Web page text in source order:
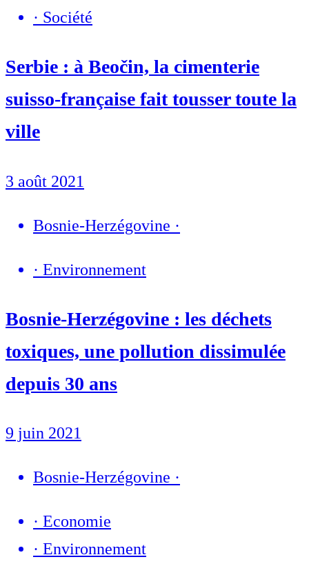
· Société
Serbie : à Beočin, la cimenterie
suisso-française fait tousser toute la
ville
3 août 2021
Bosnie-Herzégovine ·
· Environnement
Bosnie-Herzégovine : les déchets
toxiques, une pollution dissimulée
depuis 30 ans
9 juin 2021
Bosnie-Herzégovine ·
· Economie
· Environnement